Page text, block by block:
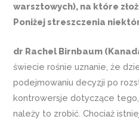
warsztowych), na które
Poniżej streszczenia
dr Rachel Birnbaum
świecie rośnie uznanie, że
podejmowaniu decyzji po
kontrowersje dotyczące
należy to zrobić. Chociaż